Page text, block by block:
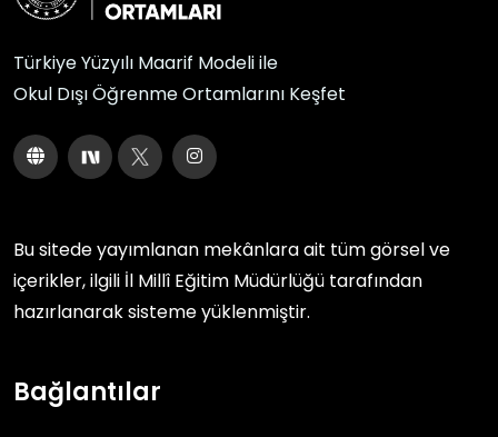
Türkiye Yüzyılı Maarif Modeli ile
Okul Dışı Öğrenme Ortamlarını Keşfet
Bu sitede yayımlanan mekânlara ait tüm görsel ve
içerikler, ilgili İl Millî Eğitim Müdürlüğü tarafından
hazırlanarak sisteme yüklenmiştir.
Bağlantılar